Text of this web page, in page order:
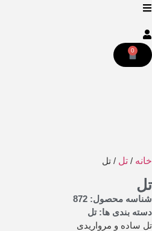
0
خانه / تل / تل
تل
شناسه محصول: 872
دسته بندی ها:تل
تل ساده و مرواریدی